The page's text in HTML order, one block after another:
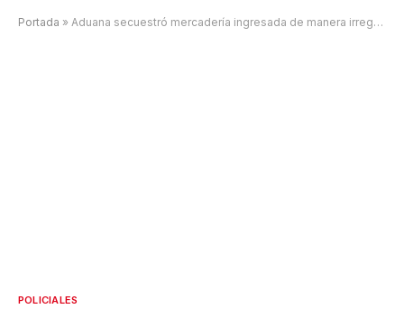
Portada » Aduana secuestró mercadería ingresada de manera irregular en el interior de Corrientes
POLICIALES